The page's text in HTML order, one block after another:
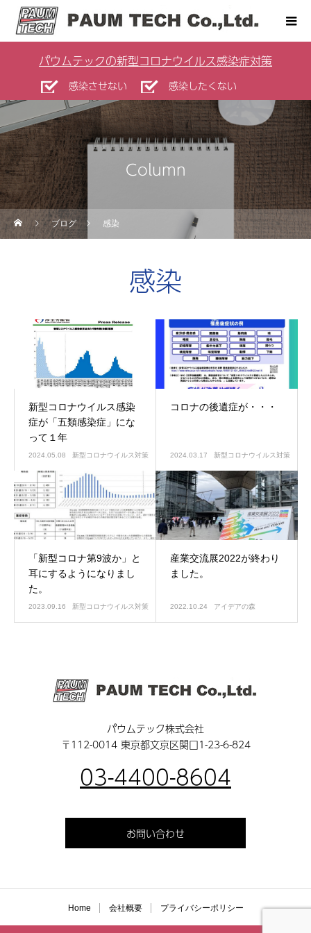
パウムテックの新型コロナウイルス感染症対策
感染させない 感染したくない
Column
ブログ 感染
感染
新型コロナウイルス感染
症が「五類感染症」にな
って１年
2024.05.08 新型コロナウイルス対策
コロナの後遺症が・・・
2024.03.17 新型コロナウイルス対策
「新型コロナ第9波か」と
耳にするようになりまし
た。
2023.09.16 新型コロナウイルス対策
産業交流展2022が終わり
ました。
2022.10.24 アイデアの森
パウムテック株式会社
〒112-0014 東京都文京区関口1-23-6-824
03-4400-8604
お問い合わせ
Home 会社概要 プライバシーポリシー